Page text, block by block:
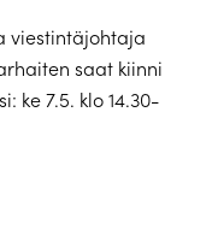
viestintäjohtaja
saat kiinni
ke 7.5. klo 14.30-